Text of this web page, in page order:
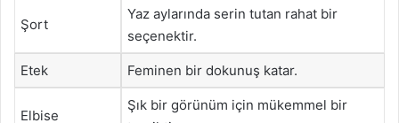
Şort
Yaz aylarında serin tutan rahat bir
seçenektir.
Etek Feminen bir dokunuş katar.
Elbise
Şık bir görünüm için mükemmel bir